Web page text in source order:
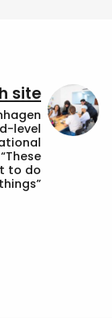
site
level
to do
things”